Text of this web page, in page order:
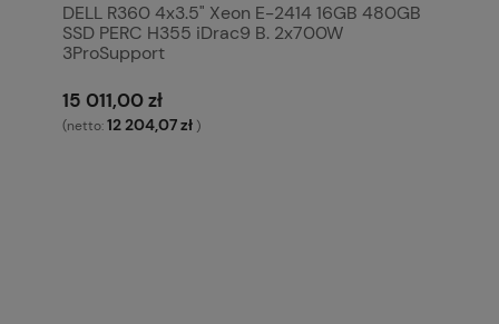
DELL R360 4x3.5" Xeon E-2414 16GB 480GB
SSD PERC H355 iDrac9 B. 2x700W
3ProSupport
15 011,00 zł
(netto:12 204,07 zł )